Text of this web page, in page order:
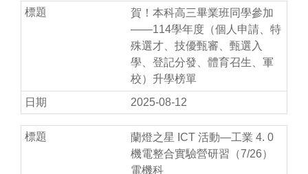
賀！本科高三畢業班同學參加
——114學年度（個人申請、特
殊選才、技優甄審、甄選入
學、登記分發、體育召生、軍
校）升學榜單
2025-08-12
蘭燈之星 ICT 活動—工業 4. 0
機電整合實驗營研習（7/26）
電機科